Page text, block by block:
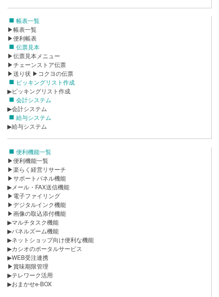
帳表一覧
▶帳表一覧
▶便利帳表
伝票見本
▶伝票見本メニュー
▶チェーンストア伝票
▶送り状 ▶コクヨの伝票
ピッキングリスト作成
▶ピッキングリスト作成
会計システム
▶会計システム
給与システム
▶給与システム
便利機能一覧
▶便利機能一覧
▶楽らく経営リサーチ
▶サポートパネル機能
▶メール・FAX送信機能
▶電子ファイリング
▶デジタルインク機能
▶画像の取込添付機能
▶マルチタスク機能
▶パネルズーム機能
▶ネットショップ向け便利な機能
▶カシオのポータルサービス
▶WEB受注連携
▶賞味期限管理
▶テレワーク活用
▶おまかせe-BOX